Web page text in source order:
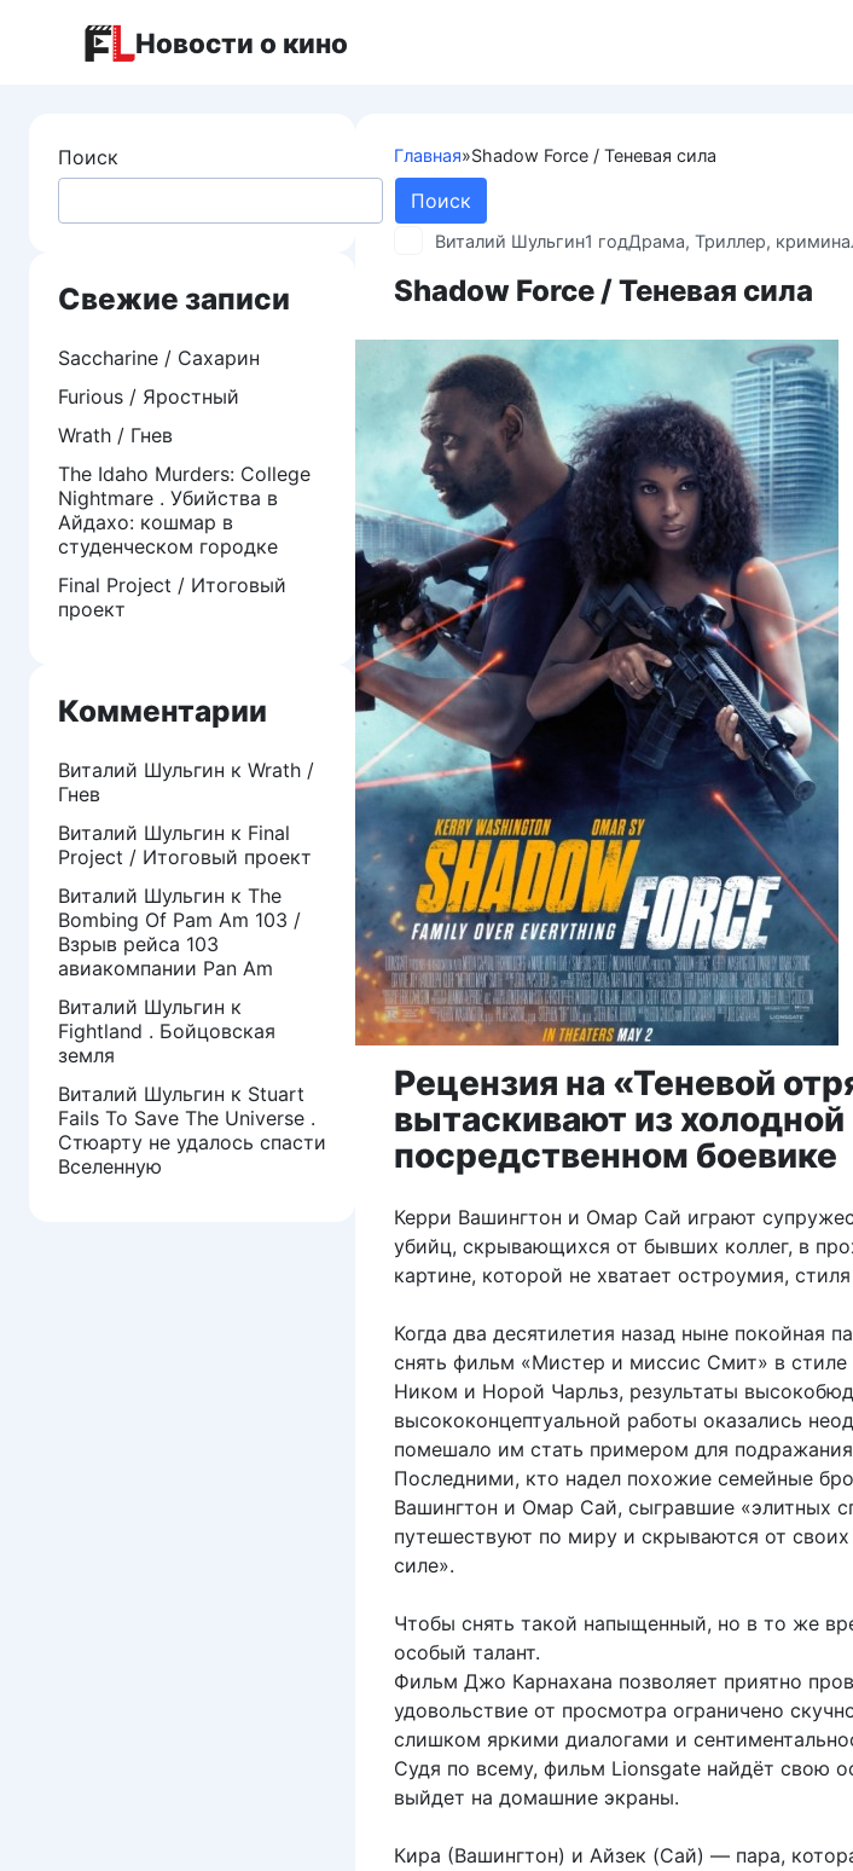
Новости о кино
Главная»Shadow Force / Теневая сила
Виталий Шульгин1 годДрама, Триллер,
Shadow Force / Теневая сила
Рецензия на «Теневой
вытаскивают из
посредственном боевике
Керри Вашингтон и Омар Сай играют
убийц, скрывающихся от бывших коллег, в
картине, которой не хватает остроумия,
Когда два десятилетия назад ныне покойная
снять фильм «Мистер и миссис Смит» в
Ником и Норой Чарльз, результаты
высококонцептуальной работы оказались
помешало им стать примером для
Последними, кто надел похожие семейные
Вашингтон и Омар Сай, сыгравшие «элитных
путешествуют по миру и скрываются от
силе».
Чтобы снять такой напыщенный, но в то же
особый талант.
Фильм Джо Карнахана позволяет приятно
удовольствие от просмотра ограничено
слишком яркими диалогами и
Судя по всему, фильм Lionsgate найдёт свою
выйдет на домашние экраны.
Кира (Вашингтон) и Айзек (Сай) — пара,
Поиск
Поиск
Свежие записи
Saccharine / Сахарин
Furious / Яростный
Wrath / Гнев
The Idaho Murders: College
Nightmare . Убийства в
Айдахо: кошмар в
студенческом городке
Final Project / Итоговый
проект
Комментарии
Виталий Шульгин к Wrath /
Гнев
Виталий Шульгин к Final
Project / Итоговый проект
Виталий Шульгин к The
Bombing Of Pam Am 103 /
Взрыв рейса 103
авиакомпании Pan Am
Виталий Шульгин к
Fightland . Бойцовская
земля
Виталий Шульгин к Stuart
Fails To Save The Universe .
Стюарту не удалось спасти
Вселенную